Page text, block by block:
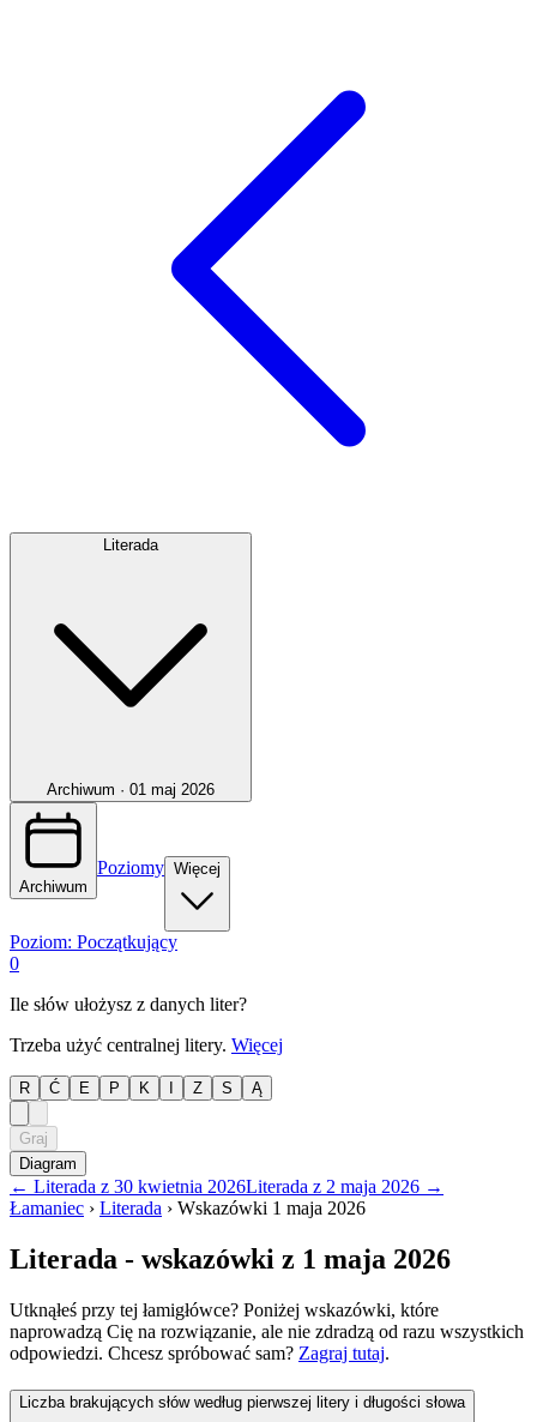
Literada
Archiwum · 01 maj 2026
Archiwum
Poziomy Więcej
Poziom: Początkujący
0
Ile słów ułożysz z danych liter?
Trzeba użyć centralnej litery. Więcej
R Ć E P K Z S Ą
Graj
Diagram
← Literada z 30 kwietnia 2026Literada z 2 maja 2026 →
Łamaniec › Literada › Wskazówki 1 maja 2026
Literada - wskazówki z 1 maja 2026
Utknąłeś przy tej łamigłówce? Poniżej wskazówki, które
naprowadzą Cię na rozwiązanie, ale nie zdradzą od razu wszystkich
odpowiedzi. Chcesz spróbować sam? Zagraj tutaj.
Liczba brakujących słów według pierwszej litery i długości słowa